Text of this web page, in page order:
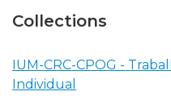
Collections
IUM-CRC-CPOG -
Individual